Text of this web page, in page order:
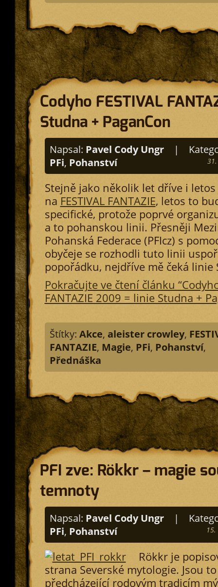
Codyho FESTIVAL
Studna + PaganCon
Napsal: Pavel Cody Ungr |
PFi, Pohanství
Stejně jako několik let dříve i
na FESTIVAL FANTAZIE, letos to
specifické, protože poprvé
a to pohanskou linii. Přesněji
Pohanská Federace (PFIcz) s
obyčeje se rozhodli tuto linii
popořádku, nejdříve mě čeká linie
Pokračujte ve čtení článku “Codyho
FANTAZIE 2009 = linie Studna +
Štítky: Akce, aleister crowley,
FANTAZIE, Magie, PFi, Pohanství,
Přednáška
PFI zve: Rökkr – magie
temnoty
Napsal: Pavel Cody Ungr |
PFi, Pohanství
Rökkr je
strana Severské mytologie. Jsou
předcházející rodovým tradicím